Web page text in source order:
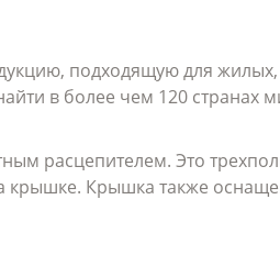
подходящую для
в более чем 120 странах
расцепителем. Это
Крышка также